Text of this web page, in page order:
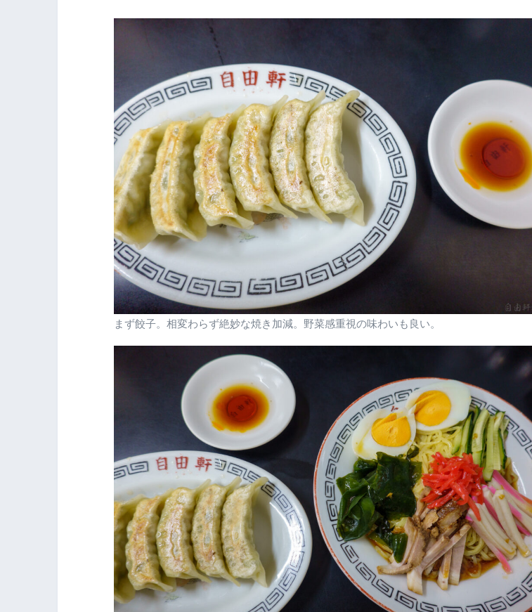
まず餃子。相変わらず絶妙な焼き加減。野菜感重視の味わいも良い。